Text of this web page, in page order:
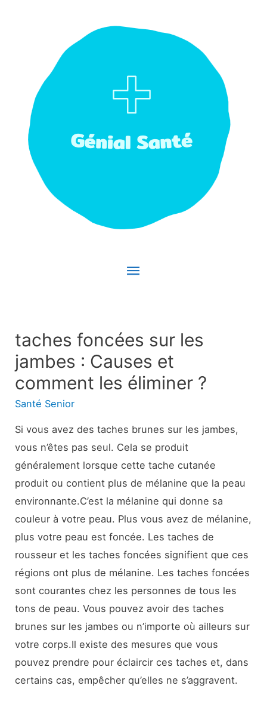
Menu
taches foncées sur les
jambes : Causes et
comment les éliminer ?
Santé Senior
Si vous avez des taches brunes sur les jambes,
vous n’êtes pas seul. Cela se produit
généralement lorsque cette tache cutanée
produit ou contient plus de mélanine que la peau
environnante.C’est la mélanine qui donne sa
couleur à votre peau. Plus vous avez de mélanine,
plus votre peau est foncée. Les taches de
rousseur et les taches foncées signifient que ces
régions ont plus de mélanine. Les taches foncées
sont courantes chez les personnes de tous les
tons de peau. Vous pouvez avoir des taches
brunes sur les jambes ou n’importe où ailleurs sur
votre corps.Il existe des mesures que vous
pouvez prendre pour éclaircir ces taches et, dans
certains cas, empêcher qu’elles ne s’aggravent.